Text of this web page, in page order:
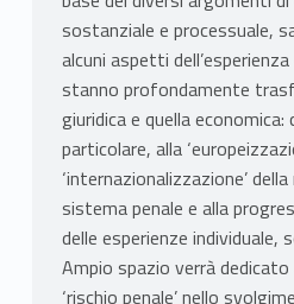
sostanziale e processuale,
alcuni aspetti
stanno profondamente
giuridica e quella economica:
particolare, alla
‘internazionalizzazione’
sistema penale e alla
delle esperienze individuale,
Ampio spazio verrà
‘rischio penale’ nello